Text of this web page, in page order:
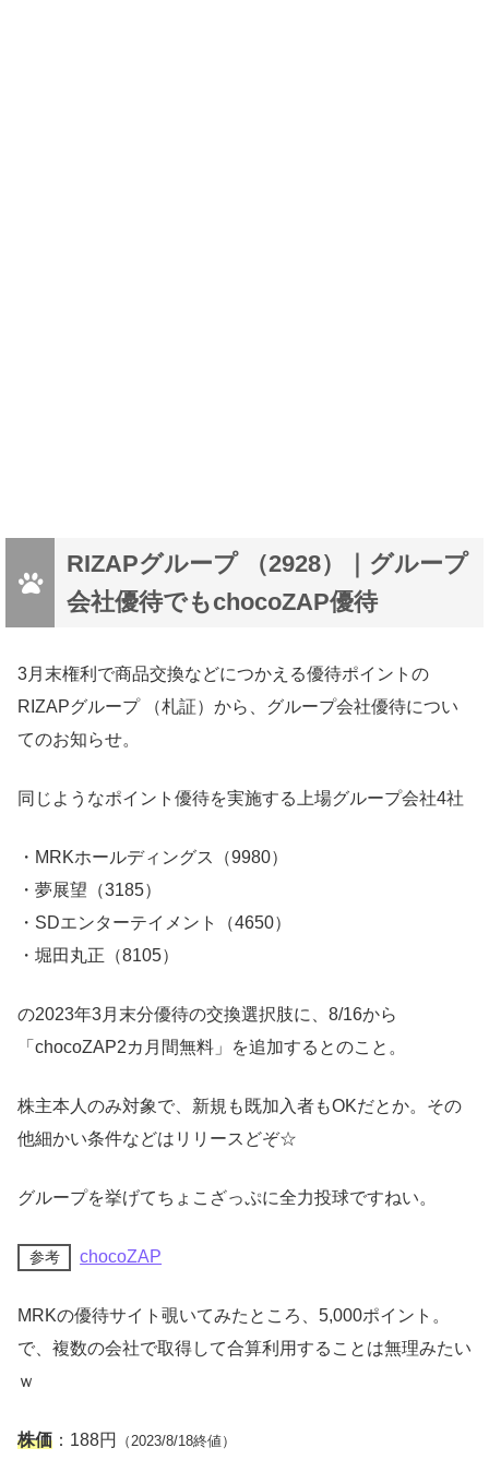
RIZAPグループ （2928）｜グループ
会社優待でもchocoZAP優待
3月末権利で商品交換などにつかえる優待ポイントの
RIZAPグループ （札証）から、グループ会社優待につい
てのお知らせ。
同じようなポイント優待を実施する上場グループ会社4社
・MRKホールディングス（9980）
・夢展望（3185）
・SDエンターテイメント（4650）
・堀田丸正（8105）
の2023年3月末分優待の交換選択肢に、8/16から
「chocoZAP2カ月間無料」を追加するとのこと。
株主本人のみ対象で、新規も既加入者もOKだとか。その
他細かい条件などはリリースどぞ☆
グループを挙げてちょこざっぷに全力投球ですねい。
参考 chocoZAP
MRKの優待サイト覗いてみたところ、5,000ポイント。
で、複数の会社で取得して合算利用することは無理みたい
ｗ
株価 ：188円 （2023/8/18終値）